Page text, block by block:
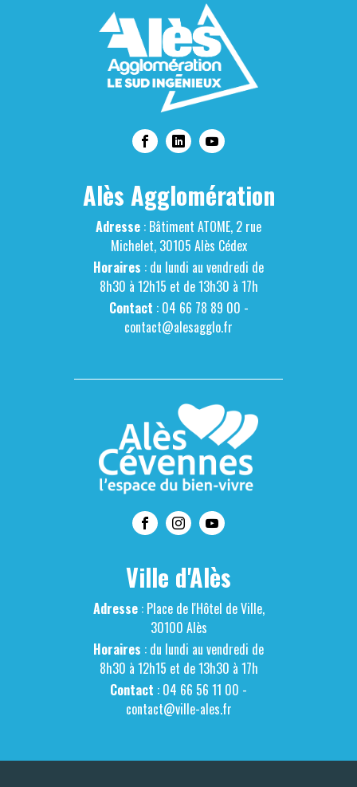
Alès Agglomération
Adresse : Bâtiment ATOME, 2 rue
Michelet, 30105 Alès Cédex
Horaires : du lundi au vendredi de
8h30 à 12h15 et de 13h30 à 17h
Contact : 04 66 78 89 00 -
contact@alesagglo.fr
Ville d'Alès
Adresse: Place de l'Hôtel de Ville,
30100 Alès
Horaires : du lundi au vendredi de
8h30 à 12h15 et de 13h30 à 17h
Contact : 04 66 56 11 00 -
contact@ville-ales.fr